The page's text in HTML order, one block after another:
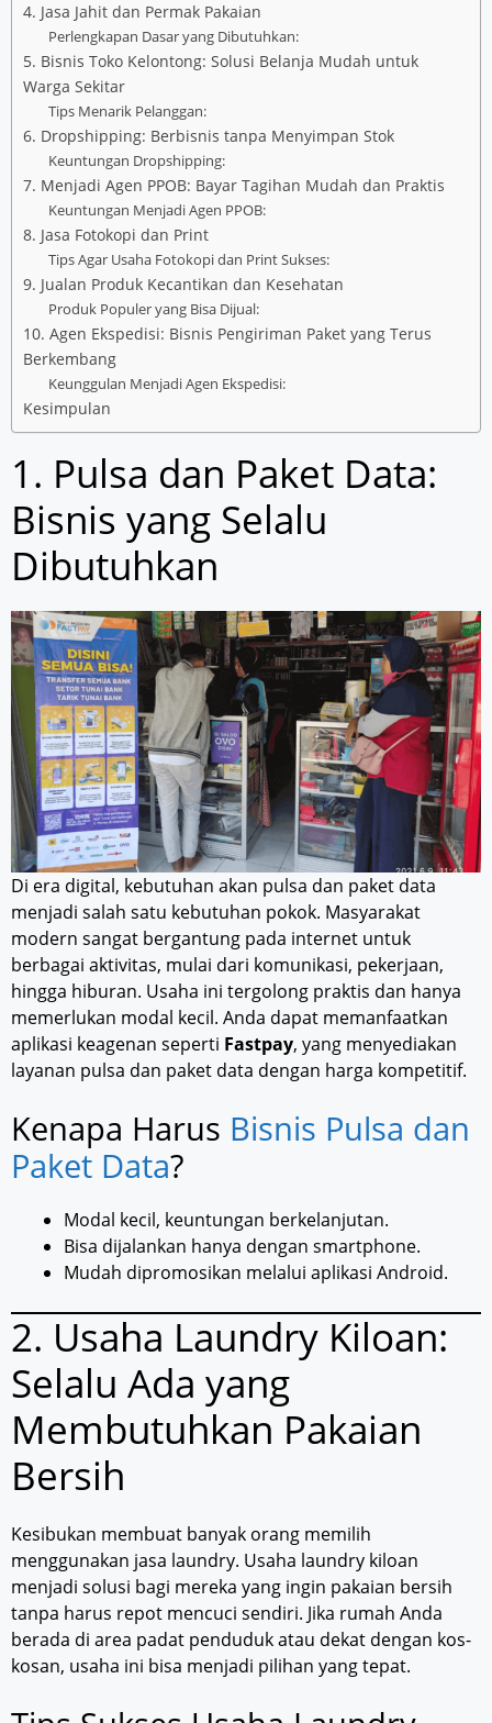
4. Jasa Jahit dan Permak Pakaian
Perlengkapan Dasar yang Dibutuhkan:
5. Bisnis Toko Kelontong: Solusi Belanja Mudah untuk
Warga Sekitar
Tips Menarik Pelanggan:
6. Dropshipping: Berbisnis tanpa Menyimpan Stok
Keuntungan Dropshipping:
7. Menjadi Agen PPOB: Bayar Tagihan Mudah dan Praktis
Keuntungan Menjadi Agen PPOB:
8. Jasa Fotokopi dan Print
Tips Agar Usaha Fotokopi dan Print Sukses:
9. Jualan Produk Kecantikan dan Kesehatan
Produk Populer yang Bisa Dijual:
10. Agen Ekspedisi: Bisnis Pengiriman Paket yang Terus
Berkembang
Keunggulan Menjadi Agen Ekspedisi:
Kesimpulan
1. Pulsa dan Paket Data:
Bisnis yang Selalu
Dibutuhkan
Di era digital, kebutuhan akan pulsa dan paket data
menjadi salah satu kebutuhan pokok. Masyarakat
modern sangat bergantung pada internet untuk
berbagai aktivitas, mulai dari komunikasi, pekerjaan,
hingga hiburan. Usaha ini tergolong praktis dan hanya
memerlukan modal kecil. Anda dapat memanfaatkan
aplikasi keagenan seperti Fastpay, yang menyediakan
layanan pulsa dan paket data dengan harga kompetitif.
Kenapa Harus Bisnis Pulsa dan
Paket Data?
Modal kecil, keuntungan berkelanjutan.
Bisa dijalankan hanya dengan smartphone.
Mudah dipromosikan melalui aplikasi Android.
2. Usaha Laundry Kiloan:
Selalu Ada yang
Membutuhkan Pakaian
Bersih
Kesibukan membuat banyak orang memilih
menggunakan jasa laundry. Usaha laundry kiloan
menjadi solusi bagi mereka yang ingin pakaian bersih
tanpa harus repot mencuci sendiri. Jika rumah Anda
berada di area padat penduduk atau dekat dengan kos-
kosan, usaha ini bisa menjadi pilihan yang tepat.